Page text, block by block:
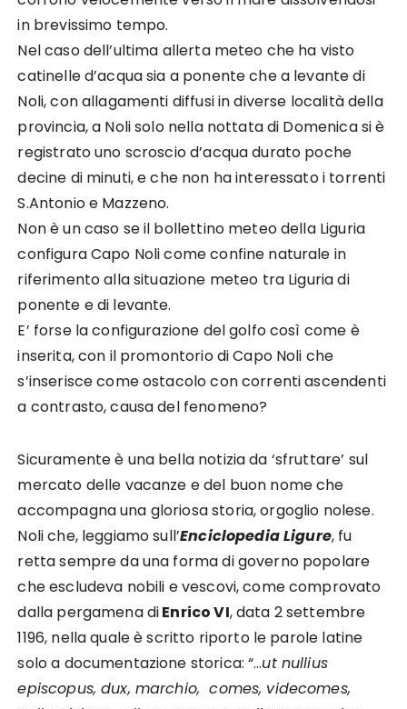
in brevissimo tempo.
Nel caso dell’ultima allerta meteo che ha visto
catinelle d’acqua sia a ponente che a levante di
Noli, con allagamenti diffusi in diverse località della
provincia, a Noli solo nella nottata di Domenica si è
registrato uno scroscio d’acqua durato poche
decine di minuti, e che non ha interessato i torrenti
S.Antonio e Mazzeno.
Non è un caso se il bollettino meteo della Liguria
configura Capo Noli come confine naturale in
riferimento alla situazione meteo tra Liguria di
ponente e di levante.
E’ forse la configurazione del golfo così come è
inserita, con il promontorio di Capo Noli che
s’inserisce come ostacolo con correnti ascendenti
a contrasto, causa del fenomeno?
Sicuramente è una bella notizia da ‘sfruttare’ sul
mercato delle vacanze e del buon nome che
accompagna una gloriosa storia, orgoglio nolese.
Noli che, leggiamo sull’Enciclopedia Ligure, fu
retta sempre da una forma di governo popolare
che escludeva nobili e vescovi, come comprovato
dalla pergamena diEnrico VI, data 2 settembre
1196, nella quale è scritto riporto le parole latine
solo a documentazione storica: “…ut nullius
episcopus, dux, marchio, comes, videcomes,